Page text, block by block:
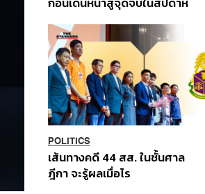
POLITICS
เส้นทางคดี 44 สส. ในชั้นศาล
ฎีกา จะรู้ผลเมื่อไร